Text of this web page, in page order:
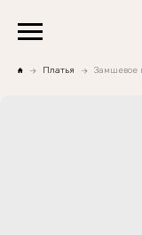
Платья